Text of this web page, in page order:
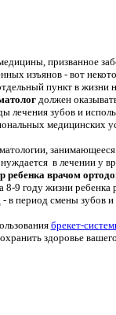
призванное
изъянов - вот
пункт в жизни
должен
лечения зубов и
медицинских
в лечении у
ребенка врачом
8-9 году жизни ребенка
в период смены зубов и
брекет-
здоровье